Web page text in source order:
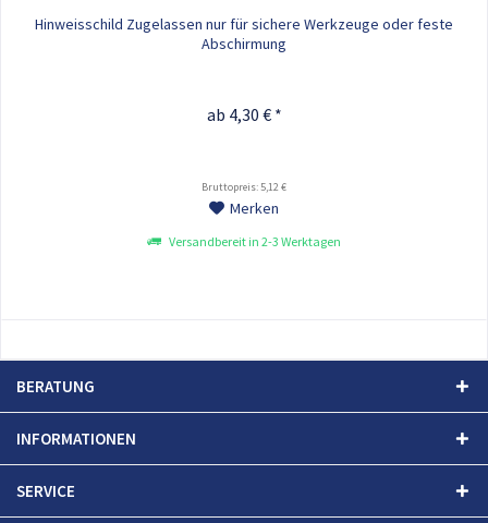
Hinweisschild Zugelassen nur für sichere Werkzeuge oder feste
Abschirmung
ab 4,30 € *
Bruttopreis: 5,12 €
Merken
Versandbereit in 2-3 Werktagen
BERATUNG
INFORMATIONEN
SERVICE